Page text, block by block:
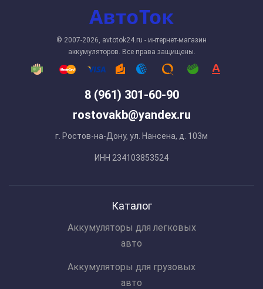
8 (961) 301-60-90
rostovakb@yandex.ru
г. Ростов-на-Дону, ул. Нансена, д. 103м
ИНН 234103853524
© 2007-2026, avtotok24.ru - интернет-магазин
аккумуляторов. Все права защищены.
Каталог
Аккумуляторы для легковых
авто
Аккумуляторы для грузовых
авто